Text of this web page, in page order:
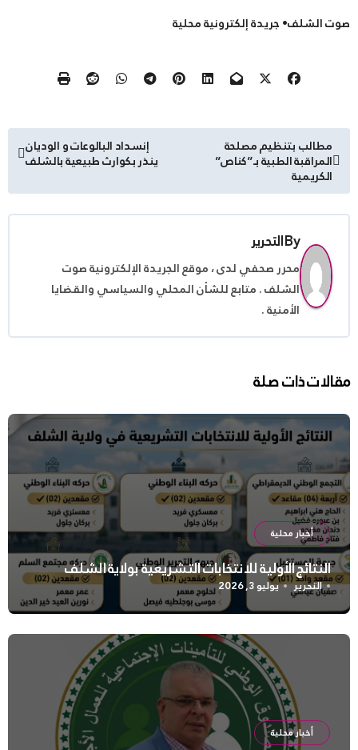
صوت الشلف• جريدة إلكترونية محلية
تصفّح
المقالات
مطالب بتنظيم مصلحة
المراقبة الطبية بـ”كناص”
الكريمية
إنسداد البالوعات و الوديان
ينذر بكوارث طبيعية بالشلف
Byالتحرير
محرر صحفي لدى ، موقع الجريدة الإلكترونية صوت
الشلف . متابع للشأن المحلي والسياسي والقضايا
الأمنية .
مقالات ذات صلة
أخبار محلية
النتائج الأولية للانتخابات التشريعية بولاية الشلف
التحرير يوليو 3, 2026
أخبار محلية